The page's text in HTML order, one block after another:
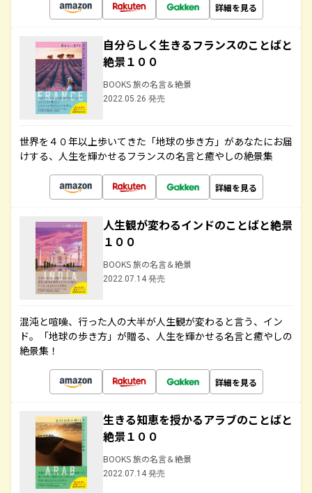
詳細を見る
自分らしく生きるフランスのことばと
絶景１００
BOOKS 旅の名言＆絶景
2022.05.26 発売
世界を４０年以上歩いてきた「地球の歩き方」があなたにお届
けする、人生を輝かせるフランスの名言と癒やしの絶景集
詳細を見る
人生観が変わるインドのことばと絶景
１００
BOOKS 旅の名言＆絶景
2022.07.14 発売
混沌と喧噪、行った人の大半が人生観が変わると言う、イン
ド。「地球の歩き方」が贈る、人生を輝かせる名言と癒やしの
絶景集！
詳細を見る
生きる知恵を授かるアラブのことばと
絶景１００
BOOKS 旅の名言＆絶景
2022.07.14 発売